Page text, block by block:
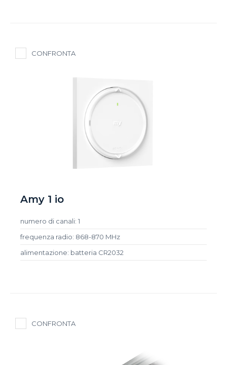
CONFRONTA
Amy 1 io
numero di canali: 1
frequenza radio: 868-870 MHz
alimentazione: batteria CR2032
CONFRONTA